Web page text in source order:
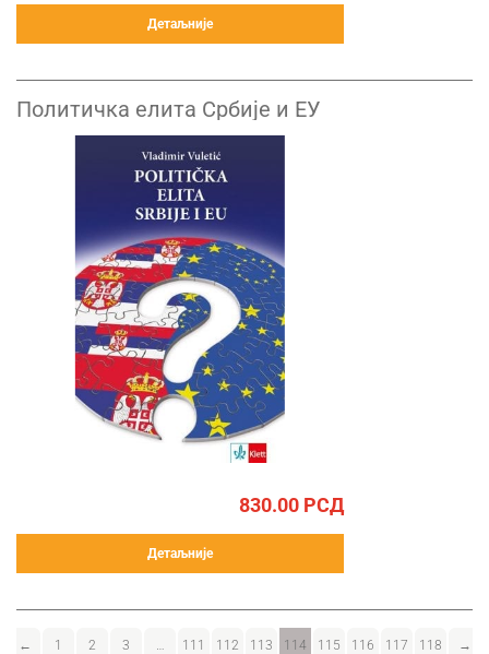
Детаљније
Политичка елита Србије и ЕУ
830.00 РСД
Детаљније
← 1 2 3 111 112 113 114 115 116 117 118 →